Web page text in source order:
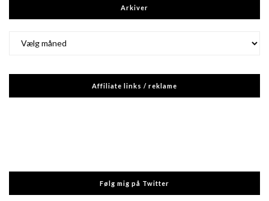
Arkiver
Affiliate links / reklame
Følg mig på Twitter